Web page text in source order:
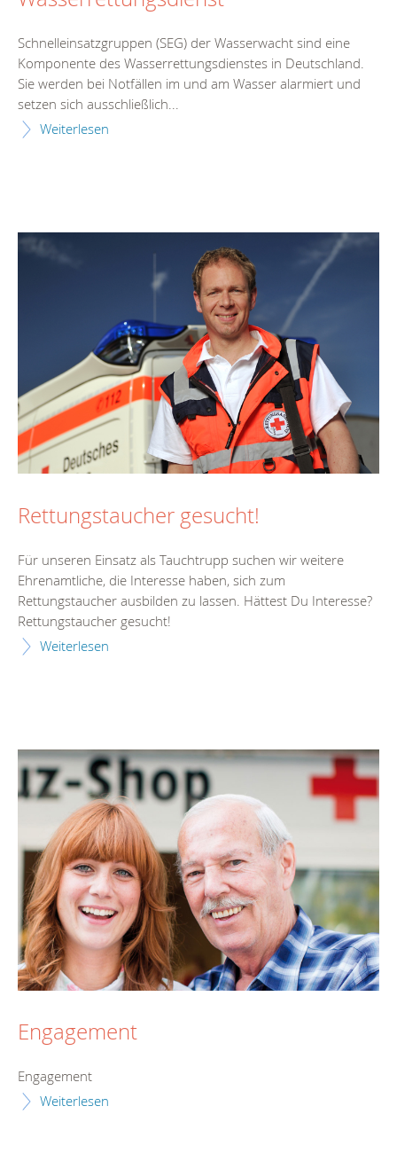
Schnelleinsatzgruppen (SEG) der Wasserwacht sind eine
Komponente des Wasserrettungsdienstes in Deutschland.
Sie werden bei Notfällen im und am Wasser alarmiert und
setzen sich ausschließlich...
Weiterlesen
Rettungstaucher gesucht!
Für unseren Einsatz als Tauchtrupp suchen wir weitere
Ehrenamtliche, die Interesse haben, sich zum
Rettungstaucher ausbilden zu lassen. Hättest Du Interesse?
Rettungstaucher gesucht!
Weiterlesen
Engagement
Engagement
Weiterlesen